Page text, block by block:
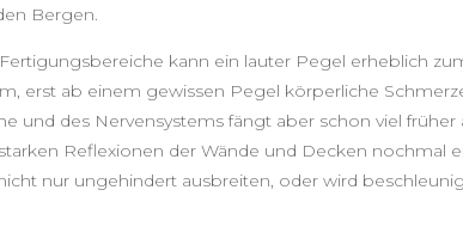
Bergen.
kann ein lauter Pegel erheblich
erst ab einem gewissen Pegel körperliche
und des Nervensystems fängt aber schon viel früher
Reflexionen der Wände und Decken nochmal
nur ungehindert ausbreiten, oder wird